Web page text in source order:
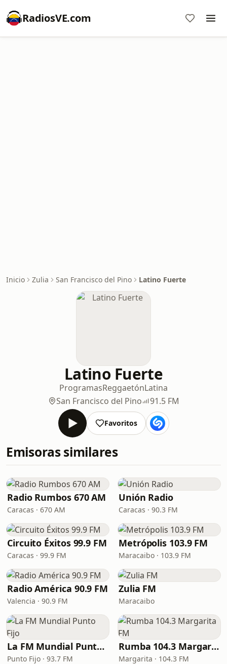
RadiosVE.com
Inicio Zulia San Francisco del Pino Latino Fuerte
Latino Fuerte
ProgramasReggaetónLatina
San Francisco del Pino
91.5 FM
Favoritos
Emisoras similares
Radio Rumbos 670 AM
Caracas · 670 AM
Unión Radio
Caracas · 90.3 FM
Circuito Éxitos 99.9 FM
Caracas · 99.9 FM
Metrópolis 103.9 FM
Maracaibo · 103.9 FM
Radio América 90.9 FM
Valencia · 90.9 FM
Zulia FM
Maracaibo
La FM Mundial Punto Fijo
Punto Fijo · 93.7 FM
Rumba 104.3 Margarita FM
Margarita · 104.3 FM